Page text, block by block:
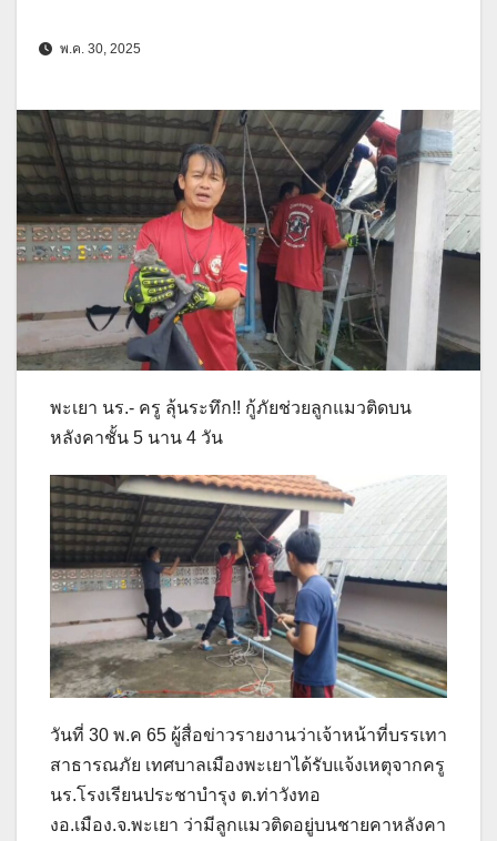
พ.ค. 30, 2025
พะเยา นร.- ครู ลุ้นระทึก!! กู้ภัยช่วยลูกแมวติดบน
หลังคาชั้น 5 นาน 4 วัน
วันที่ 30 พ.ค 65 ผู้สื่อข่าวรายงานว่าเจ้าหน้าที่บรรเทา
สาธารณภัย เทศบาลเมืองพะเยาได้รับแจ้งเหตุจากครู
นร.โรงเรียนประชาบำรุง ต.ท่าวังทอ
งอ.เมือง.จ.พะเยา ว่ามีลูกแมวติดอยู่บนชายคาหลังคา